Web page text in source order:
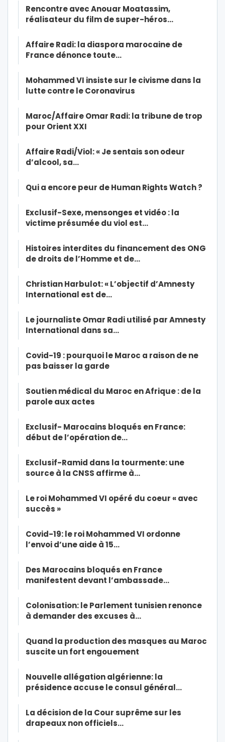
Rencontre avec Anouar Moatassim,
réalisateur du film de super-héros…
Affaire Radi: la diaspora marocaine de
France dénonce toute…
Mohammed VI insiste sur le civisme dans la
lutte contre le Coronavirus
Maroc/Affaire Omar Radi: la tribune de trop
pour Orient XXI
Affaire Radi/Viol: « Je sentais son odeur
d’alcool, sa…
Qui a encore peur de Human Rights Watch ?
Exclusif-Sexe, mensonges et vidéo : la
victime présumée du viol est…
Histoires interdites du financement des ONG
de droits de l’Homme et de…
Christian Harbulot: « L’objectif d’Amnesty
International est de…
Le journaliste Omar Radi utilisé par Amnesty
International dans sa…
Covid-19 : pourquoi le Maroc a raison de ne
pas baisser la garde
Soutien médical du Maroc en Afrique : de la
parole aux actes
Exclusif- Marocains bloqués en France:
début de l’opération de…
Exclusif-Ramid dans la tourmente: une
source à la CNSS affirme à…
Le roi Mohammed VI opéré du coeur « avec
succès »
Covid-19: le roi Mohammed VI ordonne
l’envoi d’une aide à 15…
Des Marocains bloqués en France
manifestent devant l’ambassade…
Colonisation: le Parlement tunisien renonce
à demander des excuses à…
Quand la production des masques au Maroc
suscite un fort engouement
Nouvelle allégation algérienne: la
présidence accuse le consul général…
La décision de la Cour suprême sur les
drapeaux non officiels…